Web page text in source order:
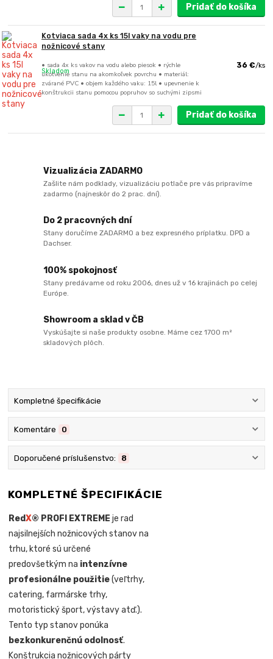
Pridať do košíka
Kotviaca sada 4x ks 15l vaky na vodu pre
nožnicové stany
• sada 4x ks vakov na vodu alebo piesok • rýchle
ukotvenie stanu na akomkoľvek povrchu • materiál:
zvárané PVC • objem každého vaku: 15l • upevnenie k
konštrukcii stanu pomocou popruhov so suchými zipsmi
36 €/ks
Skladom
Pridať do košíka
Vizualizácia ZADARMO
Zašlite nám podklady, vizualizáciu potlače pre vás pripravíme
zadarmo (najneskôr do 2 prac. dní).
Do 2 pracovných dní
Stany doručíme ZADARMO a bez expresného príplatku. DPD a
Dachser.
100% spokojnosť
Stany predávame od roku 2006, dnes už v 16 krajinách po celej
Európe.
Showroom a sklad v ČB
Vyskúšajte si naše produkty osobne. Máme cez 1700 m²
skladových plôch.
Kompletné špecifikácie
Komentáre 0
Doporučené príslušenstvo: 8
KOMPLETNÉ ŠPECIFIKÁCIE
RedX® PROFI EXTREME je rad
najsilnejších nožnicových stanov na
trhu, ktoré sú určené
predovšetkým na intenzívne
profesionálne použitie(veľtrhy,
catering, farmárske trhy,
motoristický šport, výstavy atď.).
Tento typ stanov ponúka
bezkonkurenčnú odolnosť.
Konštrukcia nožnicových párty